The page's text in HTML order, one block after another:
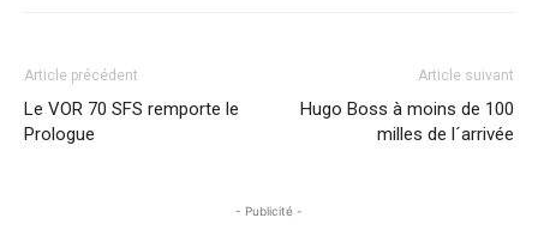
Article précédent
Le VOR 70 SFS remporte le
Prologue
Article suivant
Hugo Boss à moins de 100
milles de l´arrivée
- Publicité -